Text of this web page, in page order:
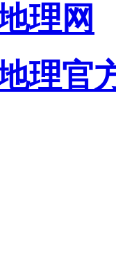
理网
理官